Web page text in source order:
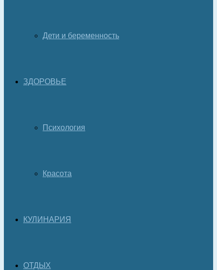
Дети и беременность
ЗДОРОВЬЕ
Психология
Красота
КУЛИНАРИЯ
ОТДЫХ